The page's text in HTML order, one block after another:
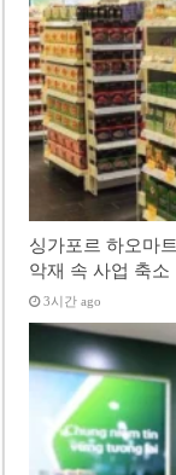
싱가포르 하오마
악재 속 사업 축소
3시간 ago